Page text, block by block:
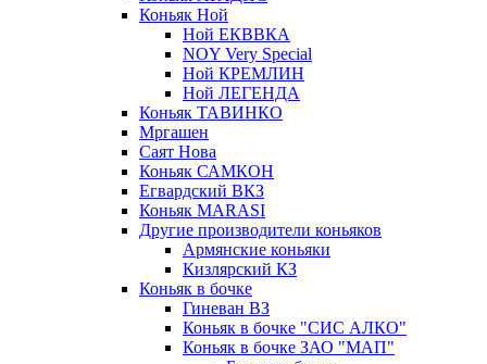
Коньяк Ной
Ной ЕКВВКА
NOY Very Special
Ной КРЕМЛИН
Ной ЛЕГЕНДА
Коньяк ТАВИНКО
Мргашен
Саят Нова
Коньяк САМКОН
Егвардский ВКЗ
Коньяк MARASI
Другие производители коньяков
Армянские коньяки
Кизлярский КЗ
Коньяк в бочке
Гиневан ВЗ
Коньяк в бочке "СИС АЛКО"
Коньяк в бочке ЗАО "МАП"